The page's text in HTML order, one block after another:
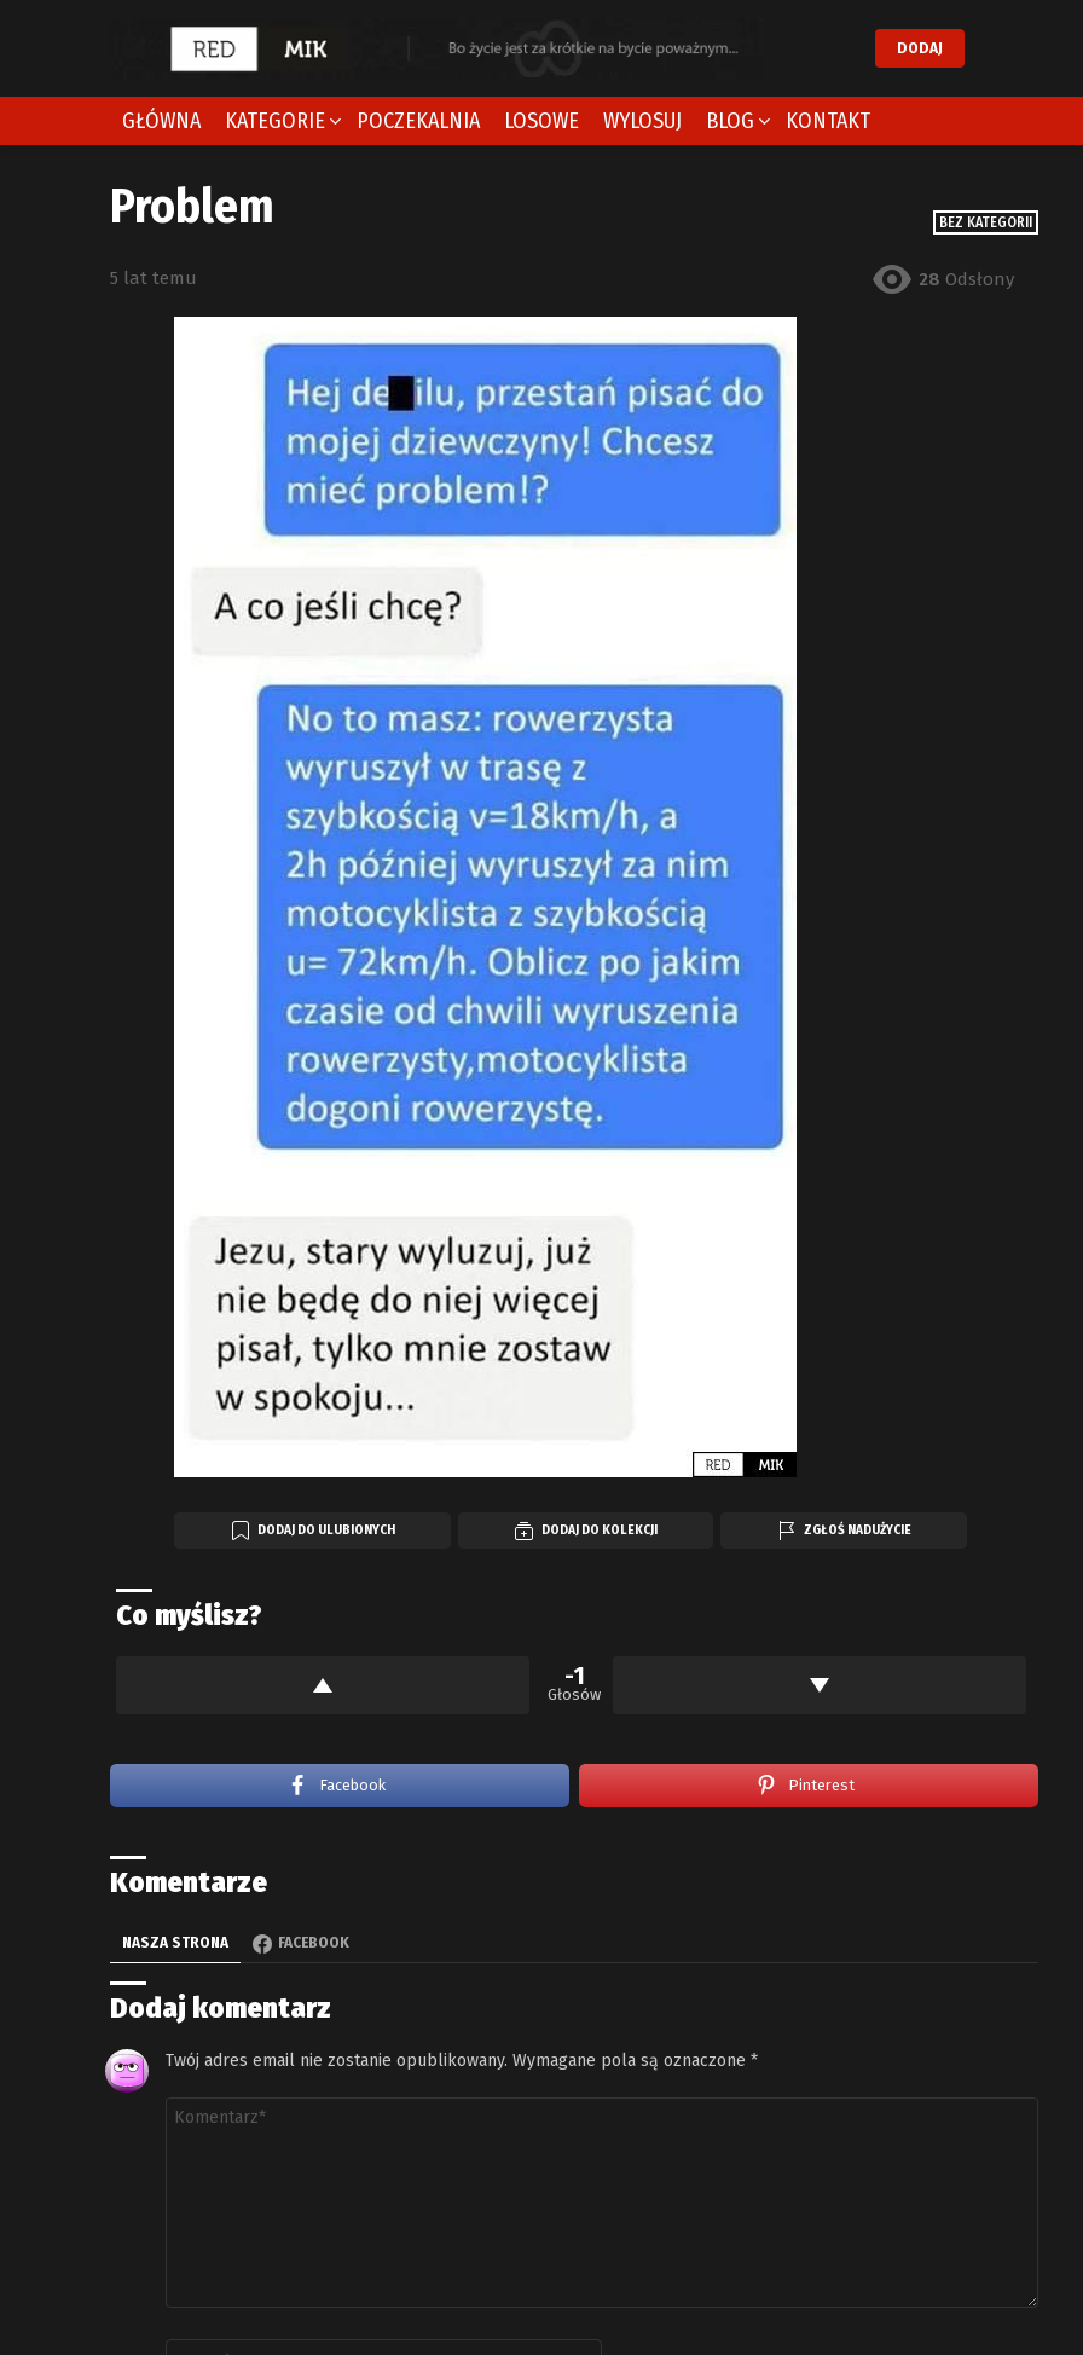
DODAJ
GŁÓWNA KATEGORIE POCZEKALNIA LOSOWE WYLOSUJ BLOG KONTAKT
BEZ KATEGORII
Problem
5 lat temu 28 Odsłony
DODAJ DO ULUBIONYCH DODAJ DO KOLEKCJI ZGŁOŚ NADUŻYCIE
Co myślisz?
-1
Głosów
Facebook Pinterest
Komentarze
NASZA STRONA FACEBOOK
Dodaj komentarz
Twój adres email nie zostanie opublikowany. Wymagane pola są oznaczone *
Komentarz